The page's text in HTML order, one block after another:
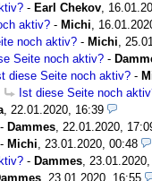
- Earl Chekov,
aktiv? - Michi,
noch aktiv? - Michi,
Seite noch aktiv? -
diese Seite noch aktiv? -
Ist diese Seite noch
, 22.01.2020, 16:39
- Dammes, 22.01.2020,
- Michi, 23.01.2020, 00:48
- Dammes,
, 23.01.2020, 16:55